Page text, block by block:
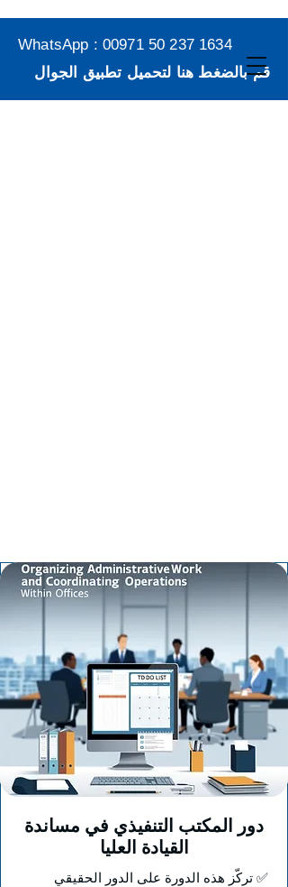
WhatsApp : 00971 50 237 1634
قم بالضغط هنا لتحميل تطبيق الجوال
دور المكتب التنفيذي في مساندة
القيادة العليا
✅ تركّز هذه الدورة على الدور الحقيقي